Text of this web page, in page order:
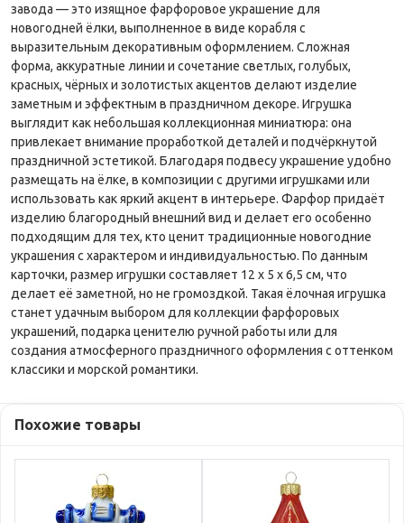
завода — это изящное фарфоровое украшение для
новогодней ёлки, выполненное в виде корабля с
выразительным декоративным оформлением. Сложная
форма, аккуратные линии и сочетание светлых, голубых,
красных, чёрных и золотистых акцентов делают изделие
заметным и эффектным в праздничном декоре. Игрушка
выглядит как небольшая коллекционная миниатюра: она
привлекает внимание проработкой деталей и подчёркнутой
праздничной эстетикой. Благодаря подвесу украшение удобно
размещать на ёлке, в композиции с другими игрушками или
использовать как яркий акцент в интерьере. Фарфор придаёт
изделию благородный внешний вид и делает его особенно
подходящим для тех, кто ценит традиционные новогодние
украшения с характером и индивидуальностью. По данным
карточки, размер игрушки составляет 12 х 5 х 6,5 см, что
делает её заметной, но не громоздкой. Такая ёлочная игрушка
станет удачным выбором для коллекции фарфоровых
украшений, подарка ценителю ручной работы или для
создания атмосферного праздничного оформления с оттенком
классики и морской романтики.
Похожие товары